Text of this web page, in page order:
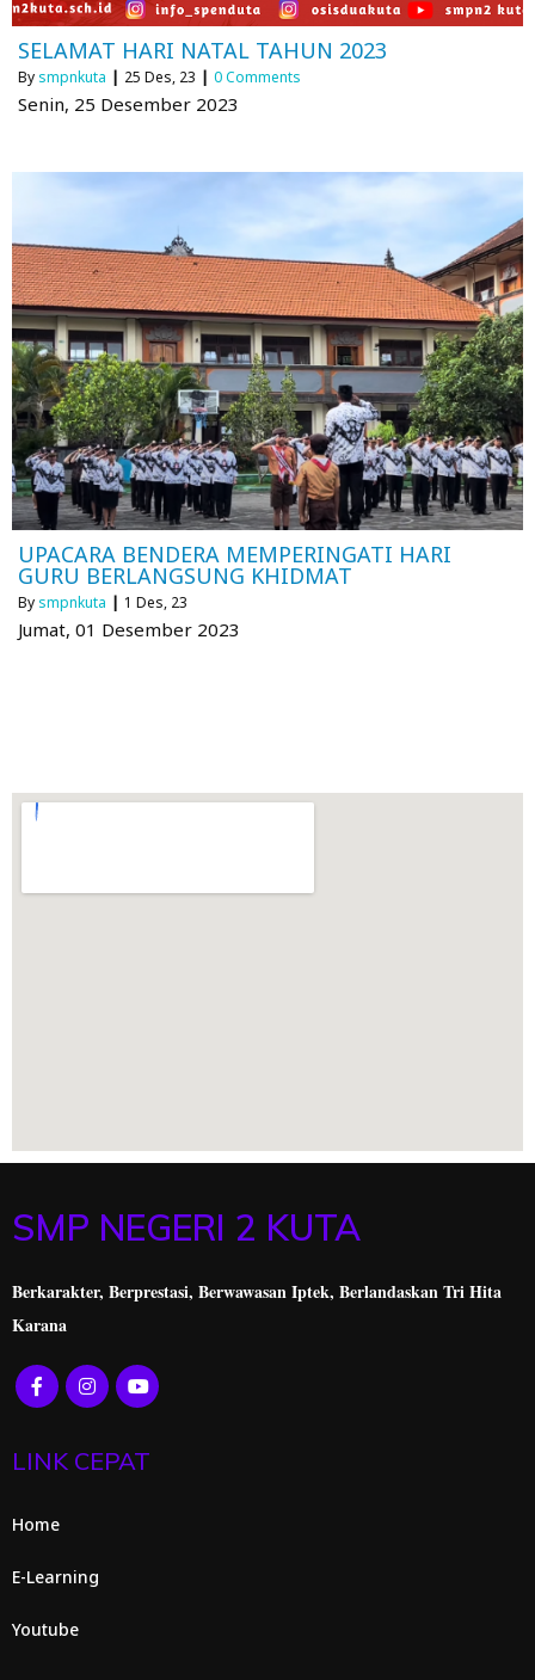
SELAMAT HARI NATAL TAHUN 2023
By smpnkuta | 25 Des, 23 | 0 Comments
Senin, 25 Desember 2023
UPACARA BENDERA MEMPERINGATI HARI
GURU BERLANGSUNG KHIDMAT
By smpnkuta | 1 Des, 23
Jumat, 01 Desember 2023
SMP NEGERI 2 KUTA
Berkarakter, Berprestasi, Berwawasan Iptek, Berlandaskan Tri Hita
Karana
LINK CEPAT
Home
E-Learning
Youtube